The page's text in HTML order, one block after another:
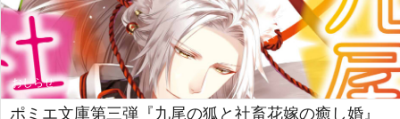
おしらせ
ポミエ文庫第三弾『九尾の狐と社畜花嫁の癒し婚』